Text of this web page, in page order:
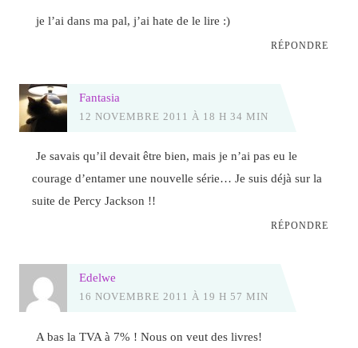
je l’ai dans ma pal, j’ai hate de le lire :)
RÉPONDRE
Fantasia
12 NOVEMBRE 2011 À 18 H 34 MIN
Je savais qu’il devait être bien, mais je n’ai pas eu le
courage d’entamer une nouvelle série… Je suis déjà sur la
suite de Percy Jackson !!
RÉPONDRE
Edelwe
16 NOVEMBRE 2011 À 19 H 57 MIN
A bas la TVA à 7% ! Nous on veut des livres!